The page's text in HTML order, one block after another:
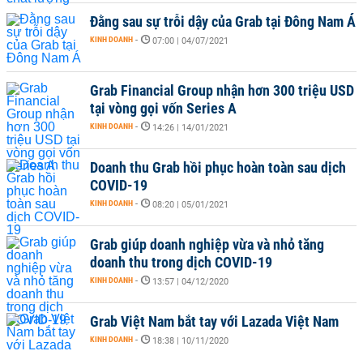
Đằng sau sự trỗi dậy của Grab tại Đông Nam Á
KINH DOANH - 07:00 | 04/07/2021
Grab Financial Group nhận hơn 300 triệu USD
tại vòng gọi vốn Series A
KINH DOANH - 14:26 | 14/01/2021
Doanh thu Grab hồi phục hoàn toàn sau dịch
COVID-19
KINH DOANH - 08:20 | 05/01/2021
Grab giúp doanh nghiệp vừa và nhỏ tăng
doanh thu trong dịch COVID-19
KINH DOANH - 13:57 | 04/12/2020
Grab Việt Nam bắt tay với Lazada Việt Nam
KINH DOANH - 18:38 | 10/11/2020